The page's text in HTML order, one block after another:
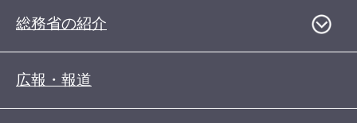
総務省の紹介
広報・報道